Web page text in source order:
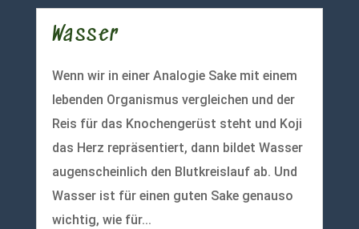
Wasser
Wenn wir in einer Analogie Sake mit einem
lebenden Organismus vergleichen und der
Reis für das Knochengerüst steht und Koji
das Herz repräsentiert, dann bildet Wasser
augenscheinlich den Blutkreislauf ab. Und
Wasser ist für einen guten Sake genauso
wichtig, wie für...